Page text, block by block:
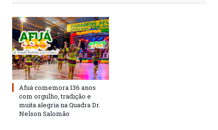
Afuá comemora 136 anos
com orgulho, tradição e
muita alegria na Quadra Dr.
Nelson Salomão